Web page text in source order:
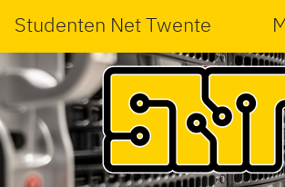
Studenten Net Twente